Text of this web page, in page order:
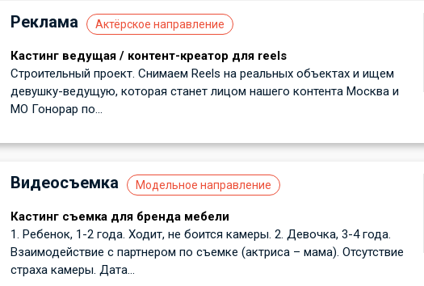
Реклама Актёрское направление
Кастинг ведущая / контент-креатор для reels
Строительный проект. Снимаем Reels на реальных объектах и ищем
девушку-ведущую, которая станет лицом нашего контента Москва и
МО Гонорар по...
Видеосъемка Модельное направление
Кастинг съемка для бренда мебели
1. Ребенок, 1-2 года. Ходит, не боится камеры. 2. Девочка, 3-4 года.
Взаимодействие с партнером по съемке (актриса – мама). Отсутствие
страха камеры. Дата...